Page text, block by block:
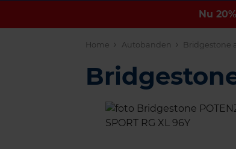
Nu
Home Autobanden Bridgestone